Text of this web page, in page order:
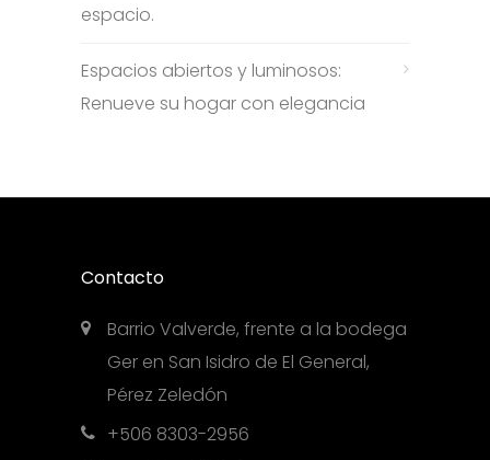
espacio.
Espacios abiertos y luminosos:
Renueve su hogar con elegancia
Contacto
Barrio Valverde, frente a la bodega
Ger en San Isidro de El General,
Pérez Zeledón
+506 8303-2956